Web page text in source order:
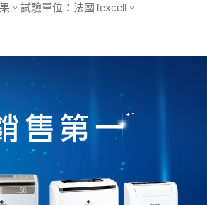
。試驗單位：法國Texcell。